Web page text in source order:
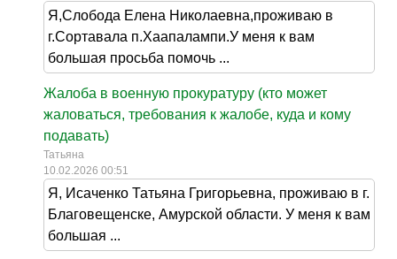
Я,Слобода Елена Николаевна,проживаю в
г.Сортавала п.Хаапалампи.У меня к вам
большая просьба помочь ...
Жалоба в военную прокуратуру (кто может
жаловаться, требования к жалобе, куда и кому
подавать)
Татьяна
10.02.2026 00:51
Я, Исаченко Татьяна Григорьевна, проживаю в г.
Благовещенске, Амурской области. У меня к вам
большая ...